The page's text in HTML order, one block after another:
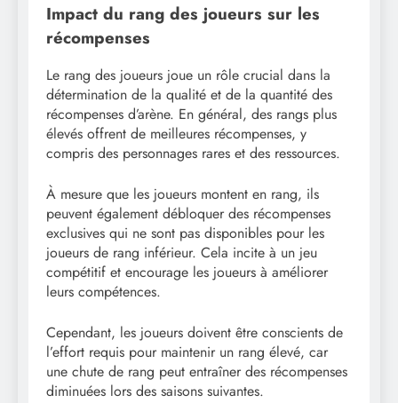
Impact du rang des joueurs sur les
récompenses
Le rang des joueurs joue un rôle crucial dans la
détermination de la qualité et de la quantité des
récompenses d’arène. En général, des rangs plus
élevés offrent de meilleures récompenses, y
compris des personnages rares et des ressources.
À mesure que les joueurs montent en rang, ils
peuvent également débloquer des récompenses
exclusives qui ne sont pas disponibles pour les
joueurs de rang inférieur. Cela incite à un jeu
compétitif et encourage les joueurs à améliorer
leurs compétences.
Cependant, les joueurs doivent être conscients de
l’effort requis pour maintenir un rang élevé, car
une chute de rang peut entraîner des récompenses
diminuées lors des saisons suivantes.